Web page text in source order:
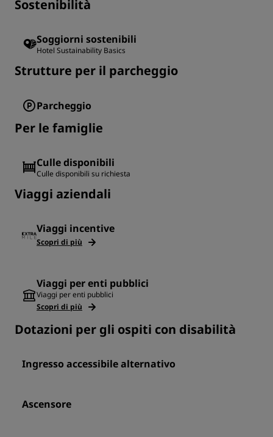
Sostenibilità
Soggiorni sostenibili
Hotel Sustainability Basics
Strutture per il parcheggio
Parcheggio
Per le famiglie
Culle disponibili
Culle disponibili su richiesta
Viaggi aziendali
Viaggi incentive
Scopri di più
Viaggi per enti pubblici
Viaggi per enti pubblici
Scopri di più
Dotazioni per gli ospiti con disabilità
Ingresso accessibile alternativo
Ascensore